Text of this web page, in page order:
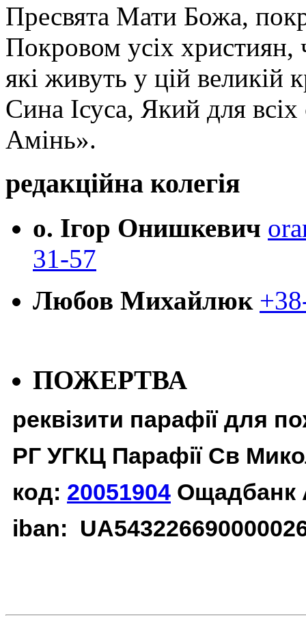
Пресвята Мати Божа,
Покровом усіх християн,
які живуть у цій великій
Сина Ісуса, Який для
Амінь».
редакційна колегія
о. Ігор Онишкевич
31-57
Любов Михайлюк
ПОЖЕРТВА
реквізити парафії для
РГ УГКЦ Парафії Св
код: 20051904 Ощадбанк
iban: